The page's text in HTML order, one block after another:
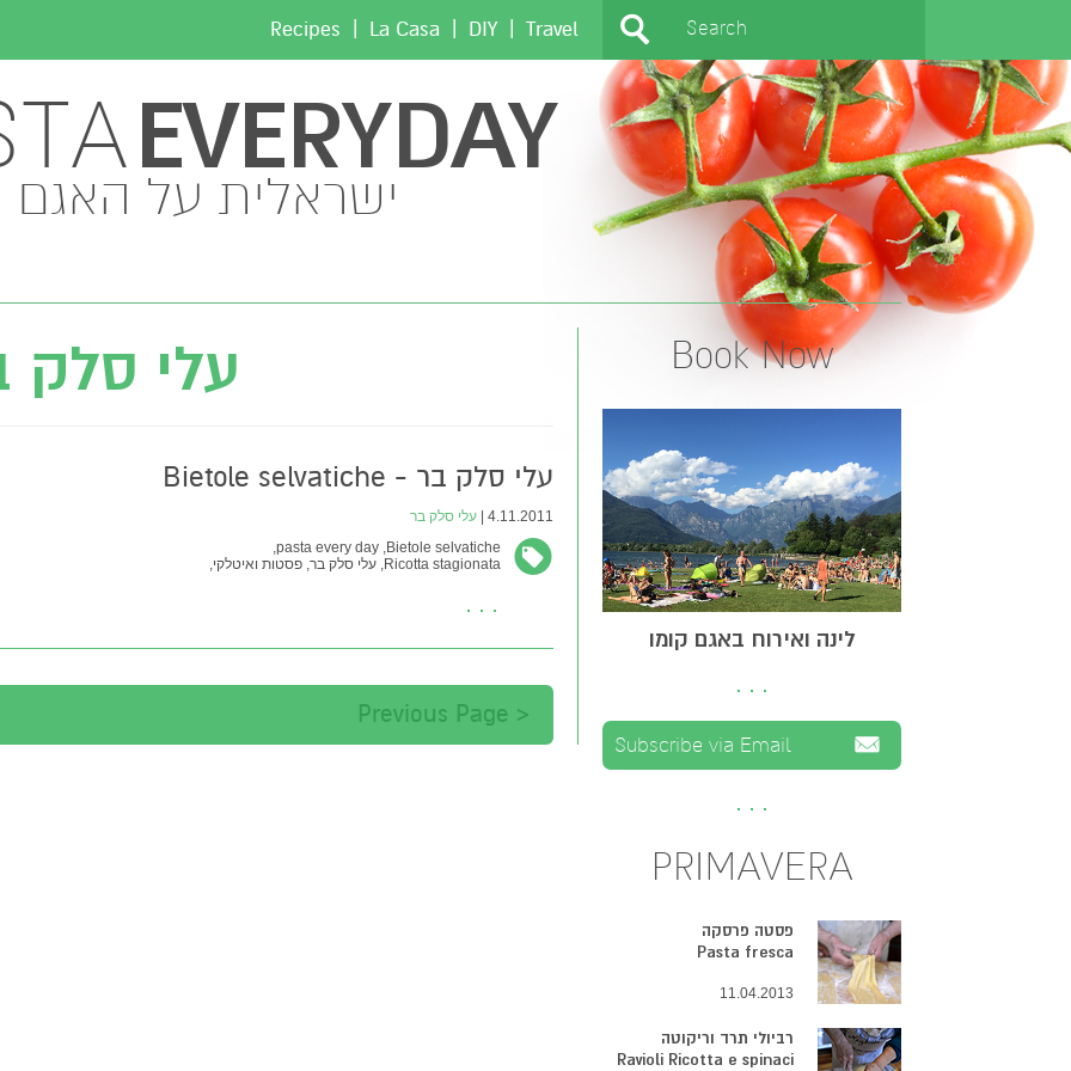
Travel
|
DIY
|
La Casa
|
Recipes
EVERYDAY
ישראלית על האגם
Book Now
לינה ואירוח באגם קומו
PRIMAVERA
פסטה פרסקה
Pasta fresca
11.04.2013
רביולי תרד וריקוטה
Ravioli Ricotta e spinaci
עלי סלק
עלי סלק בר - Bietole selvatiche
4.11.2011 |
עלי סלק בר
Bietole selvatiche,
pasta every day,
Ricotta stagionata, עלי סלק בר, פסטות ואיטלקי,
< Previous Page